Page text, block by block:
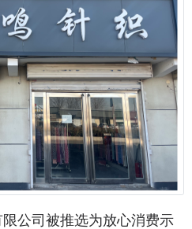
公司被推选为放心消费示